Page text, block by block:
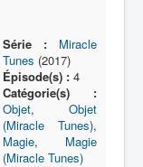
Série :
Miracle
Tunes (2017)
Épisode(s) :4
Catégorie(s) :
Objet, Objet
(Miracle Tunes),
Magie, Magie
(Miracle Tunes)